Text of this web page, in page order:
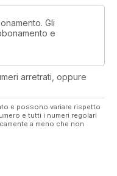
Gli
e
arretrati, oppure
e possono variare rispetto
e tutti i numeri regolari
a meno che non